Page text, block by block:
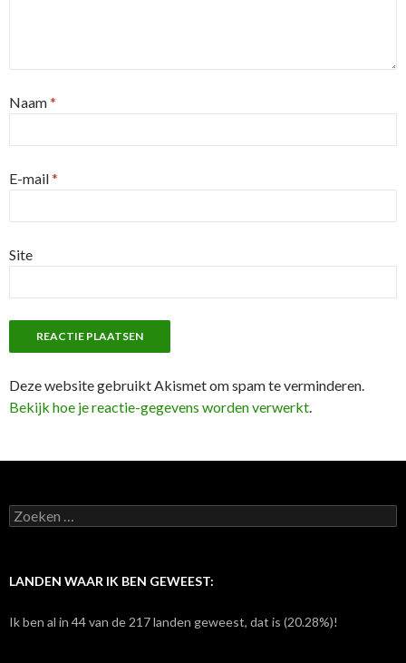
Naam*
E-mail*
Site
Deze website gebruikt Akismet om spam te verminderen.
Bekijk hoe je reactie-gegevens worden verwerkt.
Z
o
e
a
LANDEN WAAR IK BEN GEWEEST:
Ik ben al in 44 van de 217 landen geweest, dat is (20.28%)!